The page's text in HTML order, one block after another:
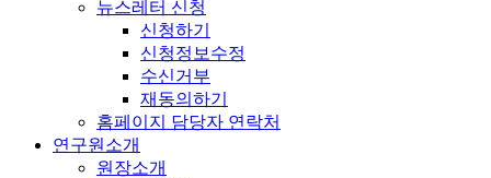
뉴스레터 신청
신청하기
신청정보수정
수신거부
재동의하기
홈페이지 담당자 연락처
연구원소개
원장소개